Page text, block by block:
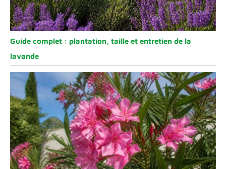
Guide complet : plantation, taille et entretien de la
lavande